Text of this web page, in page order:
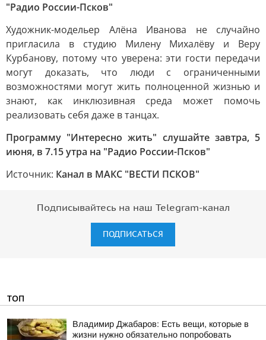
"Радио России-Псков"
Художник-модельер Алёна Иванова не случайно
пригласила в студию Милену Михалёву и Веру
Курбанову, потому что уверена: эти гости передачи
могут доказать, что люди с ограниченными
возможностями могут жить полноценной жизнью и
знают, как инклюзивная среда может помочь
реализовать себя даже в танцах.
Программу "Интересно жить" слушайте завтра, 5
июня, в 7.15 утра на "Радио России-Псков"
Источник: Канал в МАКС "ВЕСТИ ПСКОВ"
Подписывайтесь на наш Telegram-канал
ПОДПИСАТЬСЯ
ТОП
Владимир Джабаров: Есть вещи, которые в
жизни нужно обязательно попробовать